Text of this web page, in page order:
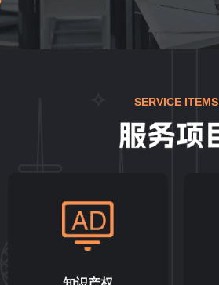
SERVICE ITEMS